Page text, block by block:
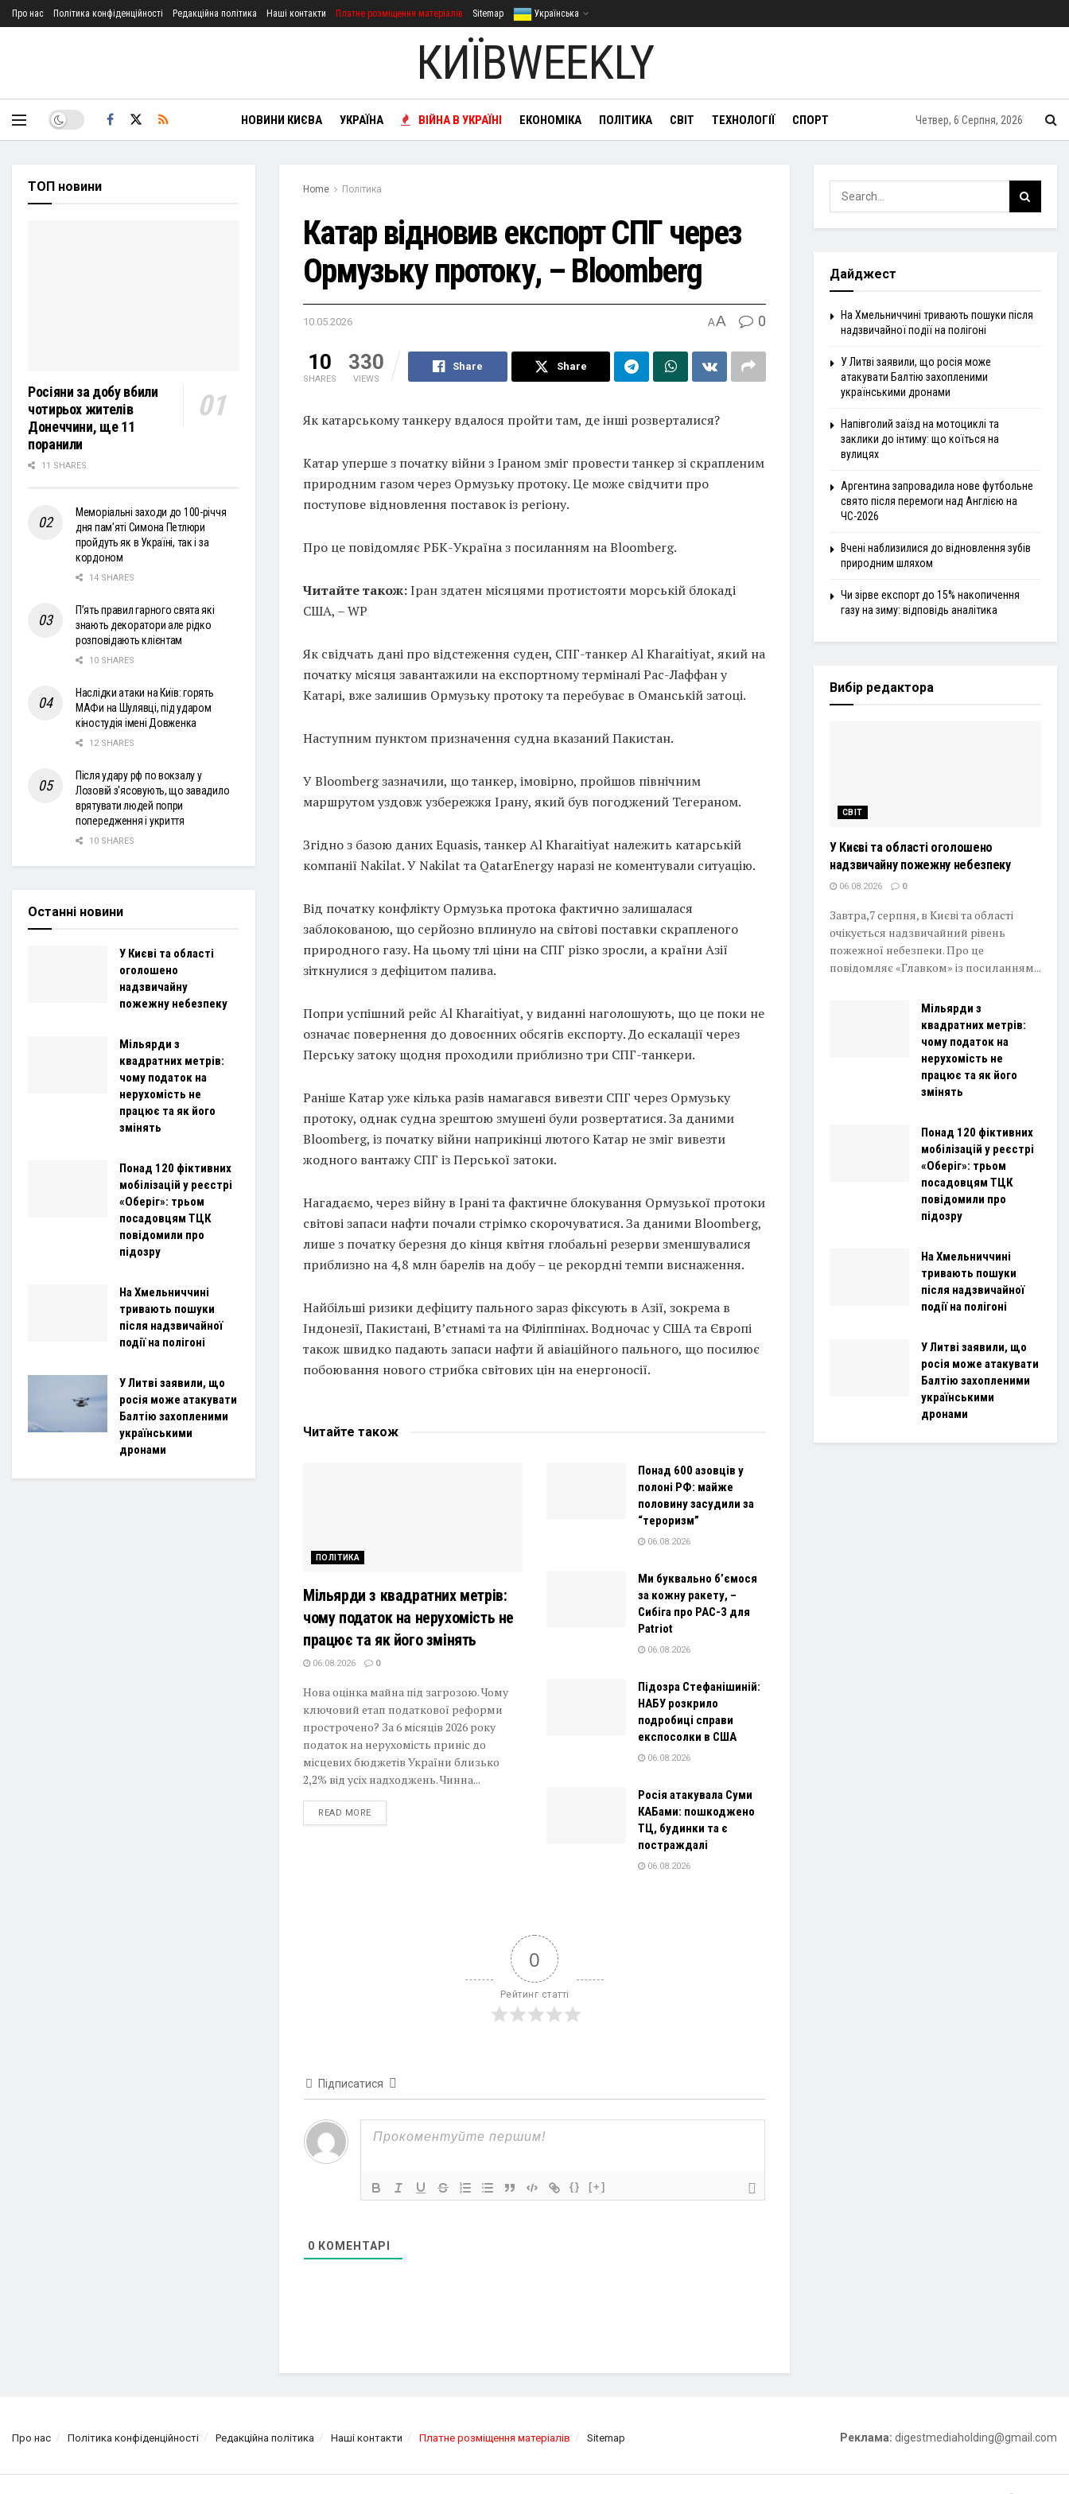
Про нас Політика конфіденційності Редакційна політика Наші контакти Платне розміщення матеріалів Sitemap Українська
КИЇВWEEKLY
НОВИНИ КИЄВА УКРАЇНА ВІЙНА В УКРАЇНІ ЕКОНОМІКА ПОЛІТИКА СВІТ ТЕХНОЛОГІЇ СПОРТ Четвер, 6 Серпня, 2026
Home Політика
Катар відновив експорт СПГ через
Ормузьку протоку, – Bloomberg
10.05.2026 AA 0
10
SHARES
330
VIEWS
Share Share
Як катарському танкеру вдалося пройти там, де інші розверталися?
Катар уперше з початку війни з Іраном зміг провести танкер зі скрапленим
природним газом через Ормузьку протоку. Це може свідчити про
поступове відновлення поставок із регіону.
Про це повідомляє РБК-Україна з посиланням на Bloomberg.
Читайте також:Іран здатен місяцями протистояти морській блокаді
США, – WP
Як свідчать дані про відстеження суден, СПГ-танкер Al Kharaitiyat, який на
початку місяця завантажили на експортному терміналі Рас-Лаффан у
Катарі, вже залишив Ормузьку протоку та перебуває в Оманській затоці.
Наступним пунктом призначення судна вказаний Пакистан.
У Bloomberg зазначили, що танкер, імовірно, пройшов північним
маршрутом уздовж узбережжя Ірану, який був погоджений Тегераном.
Згідно з базою даних Equasis, танкер Al Kharaitiyat належить катарській
компанії Nakilat. У Nakilat та QatarEnergy наразі не коментували ситуацію.
Від початку конфлікту Ормузька протока фактично залишалася
заблокованою, що серйозно вплинуло на світові поставки скрапленого
природного газу. На цьому тлі ціни на СПГ різко зросли, а країни Азії
зіткнулися з дефіцитом палива.
Попри успішний рейс Al Kharaitiyat, у виданні наголошують, що це поки не
означає повернення до довоєнних обсягів експорту. До ескалації через
Перську затоку щодня проходили приблизно три СПГ-танкери.
Раніше Катар уже кілька разів намагався вивезти СПГ через Ормузьку
протоку, однак судна зрештою змушені були розвертатися. За даними
Bloomberg, із початку війни наприкінці лютого Катар не зміг вивезти
жодного вантажу СПГ із Перської затоки.
Нагадаємо, через війну в Ірані та фактичне блокування Ормузької протоки
світові запаси нафти почали стрімко скорочуватися. За даними Bloomberg,
лише з початку березня до кінця квітня глобальні резерви зменшувалися
приблизно на 4,8 млн барелів на добу – це рекордні темпи виснаження.
Найбільші ризики дефіциту пального зараз фіксують в Азії, зокрема в
Індонезії, Пакистані, В’єтнамі та на Філіппінах. Водночас у США та Європі
також швидко падають запаси нафти й авіаційного пального, що посилює
побоювання нового стрибка світових цін на енергоносії.
Читайте також
ПОЛІТИКА
Мільярди з квадратних метрів:
чому податок на нерухомість не
працює та як його змінять
06.08.2026 0
Нова оцінка майна під загрозою. Чому
ключовий етап податкової реформи
прострочено? За 6 місяців 2026 року
податок на нерухомість приніс до
місцевих бюджетів України близько
2,2% від усіх надходжень. Чинна...
READ MOREDETAILS
Понад 600 азовців у
полоні РФ: майже
половину засудили за
“тероризм”
06.08.2026
Ми буквально б’ємося
за кожну ракету, –
Сибіга про PAC-3 для
Patriot
06.08.2026
Підозра Стефанішиній:
НАБУ розкрило
подробиці справи
експосолки в США
06.08.2026
Росія атакувала Суми
КАБами: пошкоджено
ТЦ, будинки та є
постраждалі
06.08.2026
0
Рейтинг статті
Підписатися
{} [+]
0 КОМЕНТАРІ
ТОП новини
Росіяни за добу вбили
чотирьох жителів
Донеччини, ще 11
поранили
11 SHARES
Меморіальні заходи до 100-річчя
дня пам’яті Симона Петлюри
пройдуть як в Україні, так і за
кордоном
14 SHARES
П’ять правил гарного свята які
знають декоратори але рідко
розповідають клієнтам
10 SHARES
Наслідки атаки на Київ: горять
МАФи на Шулявці, під ударом
кіностудія імені Довженка
12 SHARES
Після удару рф по вокзалу у
Лозовій з'ясовують, що завадило
врятувати людей попри
попередження і укриття
10 SHARES
Останні новини
У Києві та області
оголошено
надзвичайну
пожежну небезпеку
Мільярди з
квадратних метрів:
чому податок на
нерухомість не
працює та як його
змінять
Понад 120 фіктивних
мобілізацій у реєстрі
«Оберіг»: трьом
посадовцям ТЦК
повідомили про
підозру
На Хмельниччині
тривають пошуки
після надзвичайної
події на полігоні
У Литві заявили, що
росія може атакувати
Балтію захопленими
українськими
дронами
Дайджест
На Хмельниччині тривають пошуки після
надзвичайної події на полігоні
У Литві заявили, що росія може
атакувати Балтію захопленими
українськими дронами
Напівголий заїзд на мотоциклі та
заклики до інтиму: що коїться на
вулицях
Аргентина запровадила нове футбольне
свято після перемоги над Англією на
ЧС-2026
Вчені наблизилися до відновлення зубів
природним шляхом
Чи зірве експорт до 15% накопичення
газу на зиму: відповідь аналітика
Вибір редактора
СВІТ
У Києві та області оголошено
надзвичайну пожежну небезпеку
06.08.2026 0
Завтра,7 серпня, в Києві та області
очікується надзвичайний рівень
пожежної небезпеки. Про це
повідомляє «Главком» із посиланням...
Мільярди з
квадратних метрів:
чому податок на
нерухомість не
працює та як його
змінять
Понад 120 фіктивних
мобілізацій у реєстрі
«Оберіг»: трьом
посадовцям ТЦК
повідомили про
підозру
На Хмельниччині
тривають пошуки
після надзвичайної
події на полігоні
У Литві заявили, що
росія може атакувати
Балтію захопленими
українськими
дронами
Про нас Політика конфіденційності Редакційна політика Наші контакти Платне розміщення матеріалів Sitemap Реклама: digestmediaholding@gmail.com